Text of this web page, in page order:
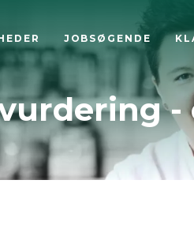
JOBSØGENDE
-